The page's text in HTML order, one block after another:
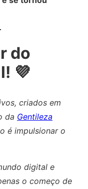
do
💜
criados em
da Gentileza
é impulsionar o
digital e
o começo de